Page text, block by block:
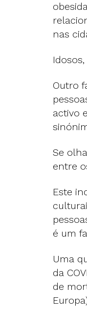
nas
Outro
activo
Se
entre
Este
é um
Uma
da
de